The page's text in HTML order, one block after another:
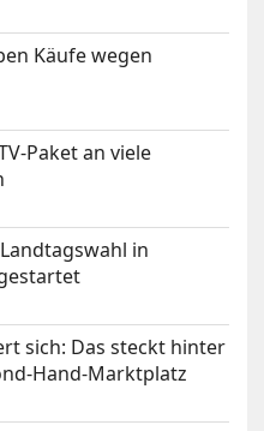
Käufe wegen
Paket an viele
in
sich: Das steckt hinter
Hand-Marktplatz